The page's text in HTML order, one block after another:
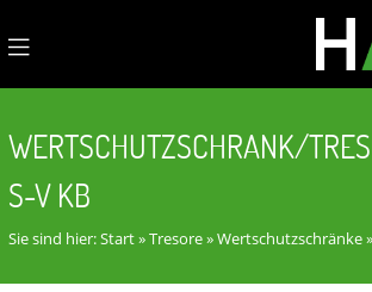
WERTSCHUTZSCHRANK/
S-V KB
Sie sind hier:Start»Tresore»Wertschutzschränke»